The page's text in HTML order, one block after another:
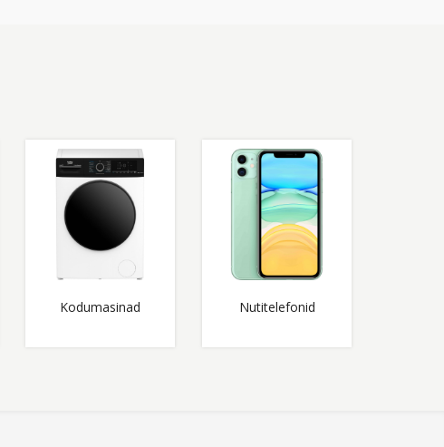
Kodumasinad Nutitelefonid